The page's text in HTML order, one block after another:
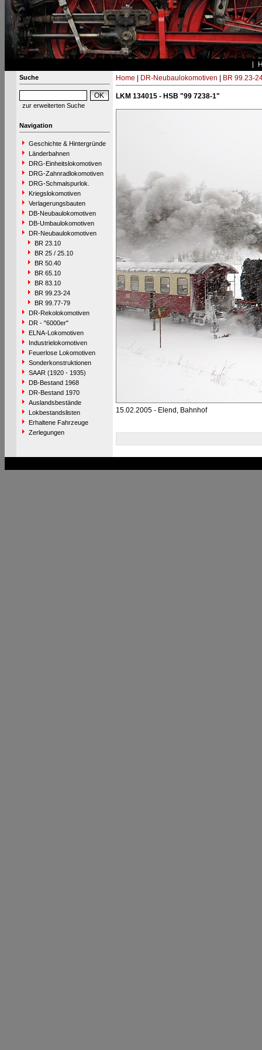
Suche
zur erweiterten Suche
Navigation
Geschichte & Hintergründe
Länderbahnen
DRG-Einheitslokomotiven
DRG-Zahnradlokomotiven
DRG-Schmalspurlok.
Kriegslokomotiven
Verlagerungsbauten
DB-Neubaulokomotiven
DB-Umbaulokomotiven
DR-Neubaulokomotiven
BR 23.10
BR 25 / 25.10
BR 50.40
BR 65.10
BR 83.10
BR 99.23-24
BR 99.77-79
DR-Rekolokomotiven
DR - "6000er"
ELNA-Lokomotiven
Industrielokomotiven
Feuerlose Lokomotiven
Sonderkonstruktionen
SAAR (1920 - 1935)
DB-Bestand 1968
DR-Bestand 1970
Auslandsbestände
Lokbestandslisten
Erhaltene Fahrzeuge
Zerlegungen
Home DR-Neubaulokomotiven BR 99.23-
LKM 134015 - HSB "99 7238-1"
15.02.2005 - Elend, Bahnhof